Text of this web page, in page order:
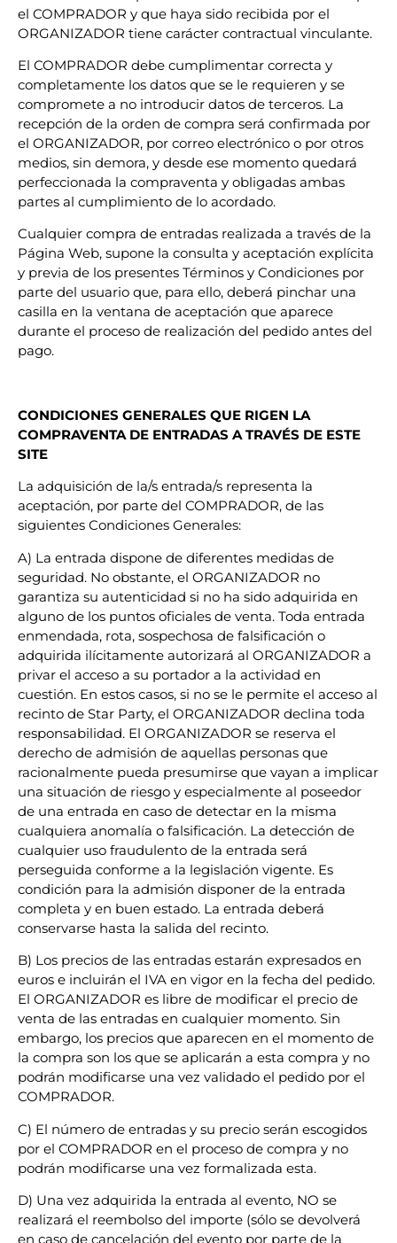
el COMPRADOR y que haya sido recibida por el
ORGANIZADOR tiene carácter contractual vinculante.
El COMPRADOR debe cumplimentar correcta y
completamente los datos que se le requieren y se
compromete a no introducir datos de terceros. La
recepción de la orden de compra será confirmada por
el ORGANIZADOR, por correo electrónico o por otros
medios, sin demora, y desde ese momento quedará
perfeccionada la compraventa y obligadas ambas
partes al cumplimiento de lo acordado.
Cualquier compra de entradas realizada a través de la
Página Web, supone la consulta y aceptación explícita
y previa de los presentes Términos y Condiciones por
parte del usuario que, para ello, deberá pinchar una
casilla en la ventana de aceptación que aparece
durante el proceso de realización del pedido antes del
pago.
CONDICIONES GENERALES QUE RIGEN LA
COMPRAVENTA DE ENTRADAS A TRAVÉS DE ESTE
SITE
La adquisición de la/s entrada/s representa la
aceptación, por parte del COMPRADOR, de las
siguientes Condiciones Generales:
A) La entrada dispone de diferentes medidas de
seguridad. No obstante, el ORGANIZADOR no
garantiza su autenticidad si no ha sido adquirida en
alguno de los puntos oficiales de venta. Toda entrada
enmendada, rota, sospechosa de falsificación o
adquirida ilícitamente autorizará al ORGANIZADOR a
privar el acceso a su portador a la actividad en
cuestión. En estos casos, si no se le permite el acceso al
recinto de Star Party, el ORGANIZADOR declina toda
responsabilidad. El ORGANIZADOR se reserva el
derecho de admisión de aquellas personas que
racionalmente pueda presumirse que vayan a implicar
una situación de riesgo y especialmente al poseedor
de una entrada en caso de detectar en la misma
cualquiera anomalía o falsificación. La detección de
cualquier uso fraudulento de la entrada será
perseguida conforme a la legislación vigente. Es
condición para la admisión disponer de la entrada
completa y en buen estado. La entrada deberá
conservarse hasta la salida del recinto.
B) Los precios de las entradas estarán expresados en
euros e incluirán el IVA en vigor en la fecha del pedido.
El ORGANIZADOR es libre de modificar el precio de
venta de las entradas en cualquier momento. Sin
embargo, los precios que aparecen en el momento de
la compra son los que se aplicarán a esta compra y no
podrán modificarse una vez validado el pedido por el
COMPRADOR.
C) El número de entradas y su precio serán escogidos
por el COMPRADOR en el proceso de compra y no
podrán modificarse una vez formalizada esta.
D) Una vez adquirida la entrada al evento, NO se
realizará el reembolso del importe (sólo se devolverá
en caso de cancelación del evento por parte de la